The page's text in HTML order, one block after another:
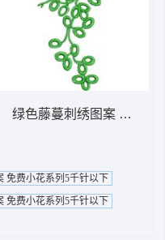
系列5千针以
绿色藤蔓刺绣图案 免费小
免费小花系列5千针以下
免费小花系列5千针以下